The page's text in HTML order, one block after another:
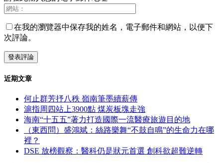
在我的瀏覽器中保存我的姓名，電子郵件和網站，以便下
次評論。
近期文章
何止群芳抒八秩 嶺南筆墨續薪傳
滬指周四站上3900點 煤炭板塊走強
海南“十五五”著力打造國際一流醫療旅遊目的地
（東西問）盛鴻斌：絲路樂舞“不鼓自鳴”的生命力在哪
裡？
DSE 放榜觀察：醫科仍是狀元首選 創科欲超難逆轉